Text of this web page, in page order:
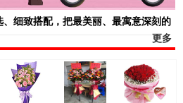
、细致搭配，把最美丽、最寓意深刻的
更多